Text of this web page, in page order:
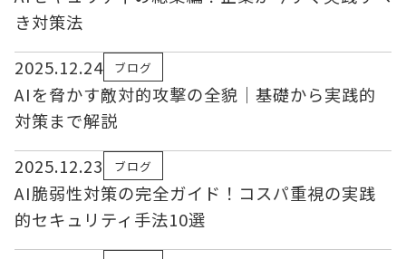
き対策法
2025.12.24
ブログ
AIを脅かす敵対的攻撃の全貌｜基礎から実践的
対策まで解説
2025.12.23
ブログ
AI脆弱性対策の完全ガイド！コスパ重視の実践
的セキュリティ手法10選